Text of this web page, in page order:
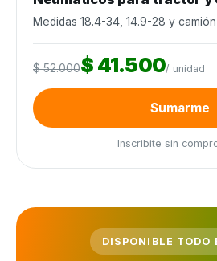
Medidas 18.4-34, 14.9-28 y camión
$ 52.000$ 41.500/ unidad
Sumarme
Inscribite sin
DISPONIBLE TODO